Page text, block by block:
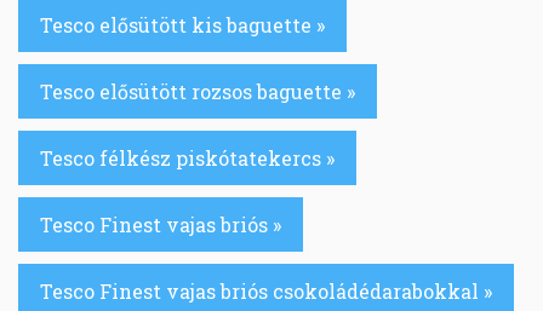
Tesco elősütött kis baguette »
Tesco elősütött rozsos baguette »
Tesco félkész piskótatekercs »
Tesco Finest vajas briós »
Tesco Finest vajas briós csokoládédarabokkal »